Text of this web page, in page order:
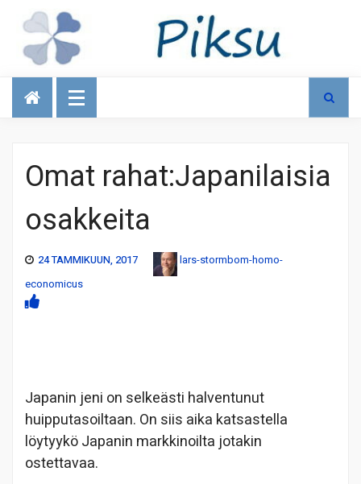
Talous
Omat rahat:Japanilaisia
osakkeita
24 TAMMIKUUN, 2017
lars-stormbom-homo-
economicus
Japanin jeni on selkeästi halventunut
huipputasoiltaan. On siis aika katsastella
löytyykö Japanin markkinoilta jotakin
ostettavaa.